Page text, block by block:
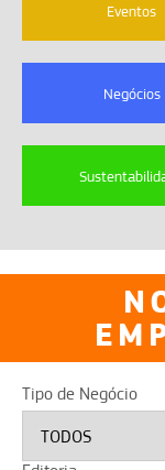
Eventos
Negócios
Tipo de Negócio